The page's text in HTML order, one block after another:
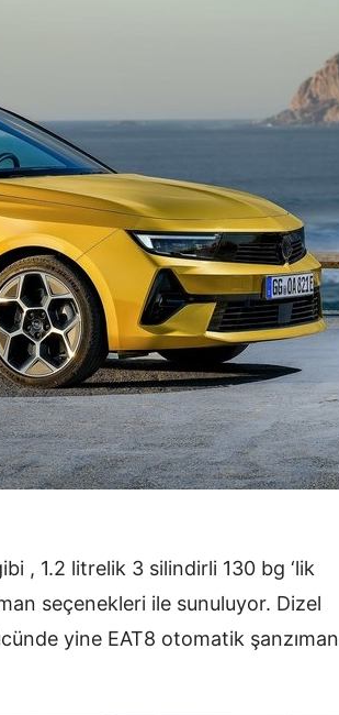
, 1.2 litrelik 3 silindirli 130 bg ‘lik
seçenekleri ile sunuluyor. Dizel
yine EAT8 otomatik şanzıman